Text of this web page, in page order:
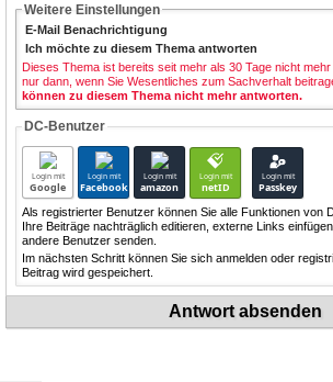
Weitere Einstellungen
E-Mail Benachrichtigung
Ich möchte zu diesem Thema antworten
Dieses Thema ist bereits seit mehr als 30 Tage nicht
nur dann, wenn Sie Wesentliches zum Sachverhalt
können zu diesem Thema nicht mehr antworten.
DC-Benutzer
Login mit
Google
Login mit
Facebook
Login mit
amazon
Login mit
netID
Login mit
Passkey
Als registrierter Benutzer können Sie alle Funktionen von
Ihre Beiträge nachträglich editieren, externe Links
andere Benutzer senden.
Im nächsten Schritt können Sie sich anmelden oder
Beitrag wird gespeichert.
Antwort absenden